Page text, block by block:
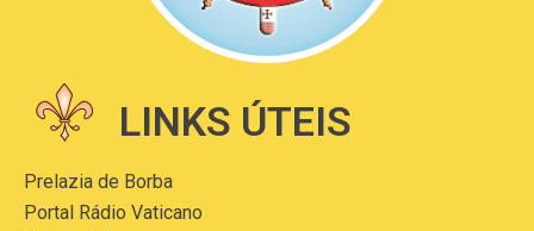
LINKS ÚTEIS
Prelazia de Borba
Portal Rádio Vaticano